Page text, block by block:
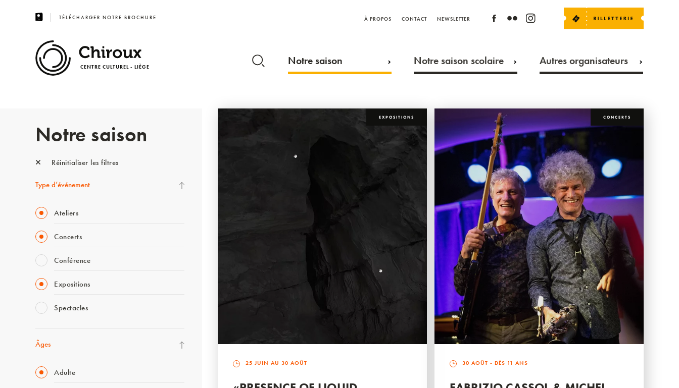
TÉLÉCHARGER NOTRE BROCHURE À PROPOS CONTACT NEWSLETTER
CENTRE CULTUREL - LIÈGE Notre saison Notre saison scolaire Autres organisateurs
Notre saison
Réinitialiser les filtres
Type d’événement
Ateliers
Concerts
Conférence
Expositions
Spectacles
Âges
Adulte
EXPOSITIONS
25 JUIN AU 30 AOÛT
CONCERTS
30 AOÛT - DÈS 11 ANS